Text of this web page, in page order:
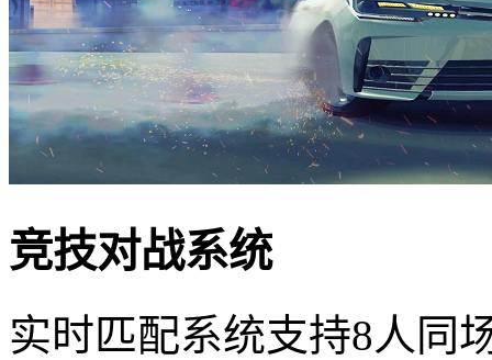
竞技对战系统
实时匹配系统支持8人同